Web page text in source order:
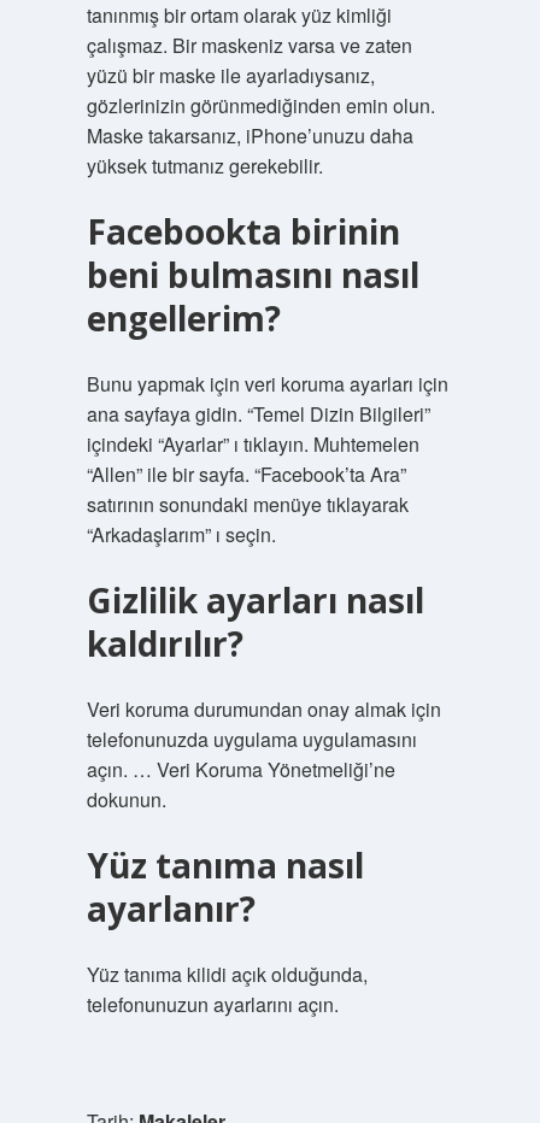
tanınmış bir ortam olarak yüz kimliği
çalışmaz. Bir maskeniz varsa ve zaten
yüzü bir maske ile ayarladıysanız,
gözlerinizin görünmediğinden emin olun.
Maske takarsanız, iPhone’unuzu daha
yüksek tutmanız gerekebilir.
Facebookta birinin
beni bulmasını nasıl
engellerim?
Bunu yapmak için veri koruma ayarları için
ana sayfaya gidin. “Temel Dizin Bilgileri”
içindeki “Ayarlar” ı tıklayın. Muhtemelen
“Allen” ile bir sayfa. “Facebook’ta Ara”
satırının sonundaki menüye tıklayarak
“Arkadaşlarım” ı seçin.
Gizlilik ayarları nasıl
kaldırılır?
Veri koruma durumundan onay almak için
telefonunuzda uygulama uygulamasını
açın. … Veri Koruma Yönetmeliği’ne
dokunun.
Yüz tanıma nasıl
ayarlanır?
Yüz tanıma kilidi açık olduğunda,
telefonunuzun ayarlarını açın.